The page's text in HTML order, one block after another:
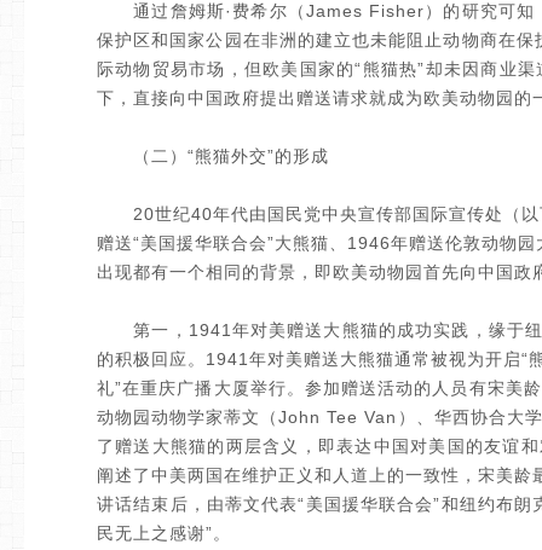
通过詹姆斯·费希尔（James Fisher）的研究可知
保护区和国家公园在非洲的建立也未能阻止动物商在
际动物贸易市场，但欧美国家的“熊猫热”却未因商业
下，直接向中国政府提出赠送请求就成为欧美动物园的
（二）“熊猫外交”的形成
20世纪40年代由国民党中央宣传部国际宣传处（以
赠送“美国援华联合会”大熊猫、1946年赠送伦敦动物
出现都有一个相同的背景，即欧美动物园首先向中国政
第一，1941年对美赠送大熊猫的成功实践，缘于纽
的积极回应。1941年对美赠送大熊猫通常被视为开启
礼”在重庆广播大厦举行。参加赠送活动的人员有宋美
动物园动物学家蒂文（John Tee Van）、华西协合大
了赠送大熊猫的两层含义，即表达中国对美国的友谊
阐述了中美两国在维护正义和人道上的一致性，宋美
讲话结束后，由蒂文代表“美国援华联合会”和纽约布
民无上之感谢”。